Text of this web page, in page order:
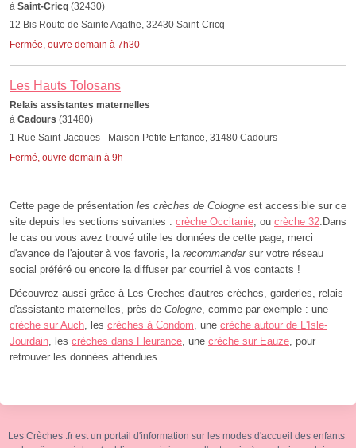
à Saint-Cricq (32430)
12 Bis Route de Sainte Agathe, 32430 Saint-Cricq
Fermée, ouvre demain à 7h30
Les Hauts Tolosans
Relais assistantes maternelles
à Cadours (31480)
1 Rue Saint-Jacques - Maison Petite Enfance, 31480 Cadours
Fermé, ouvre demain à 9h
Cette page de présentation les crèches de Cologne est accessible sur ce
site depuis les sections suivantes : crèche Occitanie, ou crèche 32.Dans
le cas ou vous avez trouvé utile les données de cette page, merci
d'avance de l'ajouter à vos favoris, la recommandersur votre réseau
social préféré ou encore la diffuser par courriel à vos contacts !
Découvrez aussi grâce à Les Creches d'autres crèches, garderies, relais
d'assistante maternelles, près de Cologne, comme par exemple : une
crèche sur Auch, les crèches à Condom, une crèche autour de L'Isle-
Jourdain, les crèches dans Fleurance, une crèche sur Eauze, pour
retrouver les données attendues.
Les Crèches .fr est un portail d'information sur les modes d'accueil des enfants